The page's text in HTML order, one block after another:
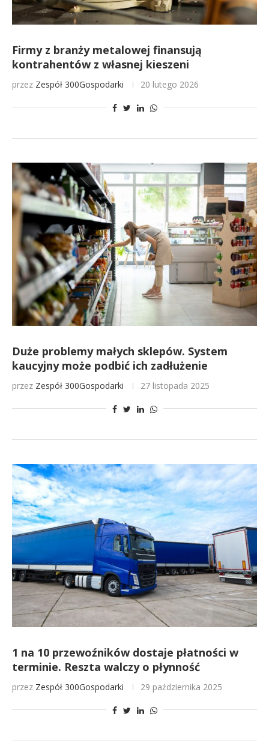
Firmy z branży metalowej finansują
kontrahentów z własnej kieszeni
przez Zespół 300Gospodarki 20 lutego 2026
Duże problemy małych sklepów. System
kaucyjny może podbić ich zadłużenie
przez Zespół 300Gospodarki 27 listopada 2025
1 na 10 przewoźników dostaje płatności w
terminie. Reszta walczy o płynność
przez Zespół 300Gospodarki 29 października 2025